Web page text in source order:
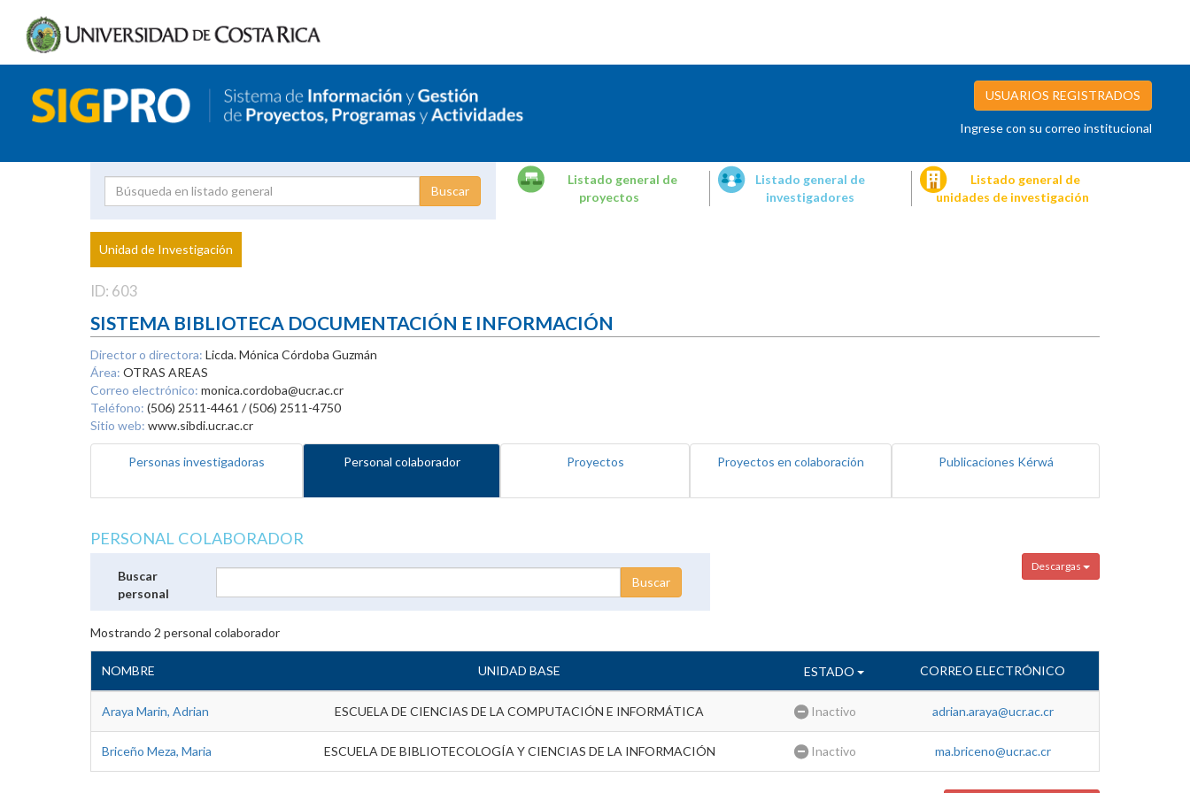
USUARIOS REGISTRADOS
Ingrese con su correo institucional
Proyecto
Investigador
Listado general de
proyectos
Listado general de
investigadores
Listado general de
unidades de investigación
Unidad de Investigación
ID: 603
SISTEMA BIBLIOTECA DOCUMENTACIÓN E INFORMACIÓN
Director o directora: Licda. Mónica Córdoba Guzmán
Área: OTRAS AREAS
Correo electrónico: monica.cordoba@ucr.ac.cr
Teléfono: (506) 2511-4461 / (506) 2511-4750
Sitio web: www.sibdi.ucr.ac.cr
Personas investigadoras Personal colaborador Proyectos Proyectos en colaboración Publicaciones Kérwá
PERSONAL COLABORADOR
Descargas
Buscar
personal
Mostrando 2 personal colaborador
NOMBRE UNIDAD BASE ESTADO CORREO ELECTRÓNICO
Araya Marin, Adrian ESCUELA DE CIENCIAS DE LA COMPUTACIÓN E INFORMÁTICA Inactivo adrian.araya@ucr.ac.cr
Briceño Meza, Maria ESCUELA DE BIBLIOTECOLOGÍA Y CIENCIAS DE LA INFORMACIÓN Inactivo ma.briceno@ucr.ac.cr